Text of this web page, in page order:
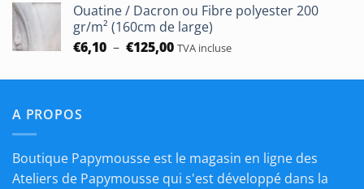
Ouatine / Dacron ou Fibre polyester 200
gr/m² (160cm de large)
€6,10 – €125,00Plage
prix :
TVA incluse
A PROPOS
Boutique Papymousse est le magasin en ligne des
Ateliers de Papymousse qui s'est développé dans la